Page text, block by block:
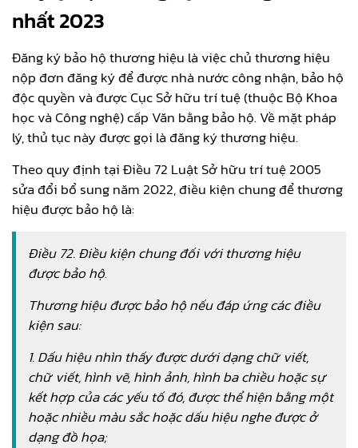
nhất 2023
Đăng ký bảo hộ thương hiệu là việc chủ thương hiệu
nộp đơn đăng ký để được nhà nước công nhận, bảo hộ
độc quyền và được Cục Sở hữu trí tuệ (thuộc Bộ Khoa
học và Công nghệ) cấp Văn bằng bảo hộ. Về mặt pháp
lý, thủ tục này được gọi là đăng ký thương hiệu.
Theo quy định tại Điều 72 Luật Sở hữu trí tuệ 2005
sửa đổi bổ sung năm 2022, điều kiện chung để thương
hiệu được bảo hộ là:
Điều 72. Điều kiện chung đối với thương hiệu
được bảo hộ.
Thương hiệu được bảo hộ nếu đáp ứng các điều
kiện sau:
1. Dấu hiệu nhìn thấy được dưới dạng chữ viết,
chữ viết, hình vẽ, hình ảnh, hình ba chiều hoặc sự
kết hợp của các yếu tố đó, được thể hiện bằng một
hoặc nhiều màu sắc hoặc dấu hiệu nghe được ở
dạng đồ họa;